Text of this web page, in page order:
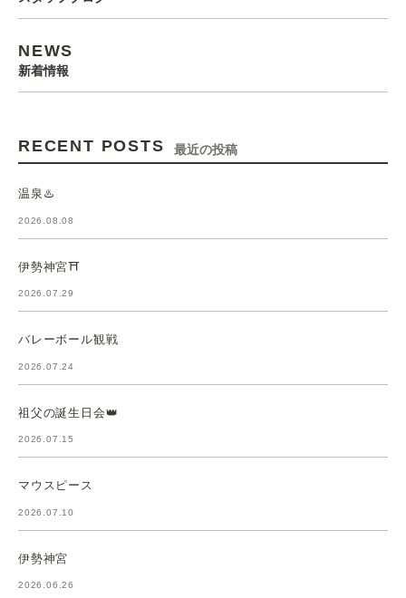
NEWS
新着情報
RECENT POSTS 最近の投稿
温泉♨️
2026.08.08
伊勢神宮⛩️
2026.07.29
バレーボール観戦
2026.07.24
祖父の誕生日会👑
2026.07.15
マウスピース
2026.07.10
伊勢神宮
2026.06.26